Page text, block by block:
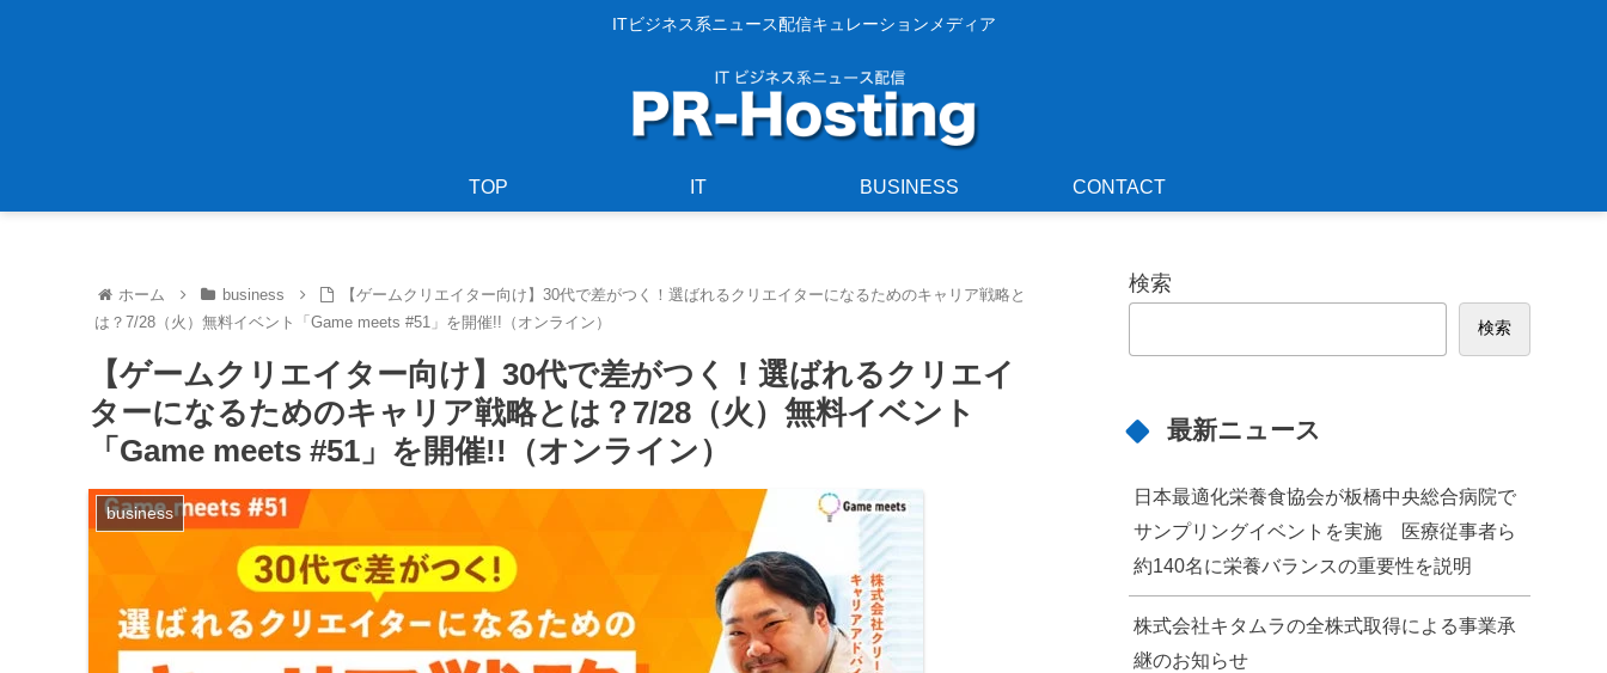
ITビジネス系ニュース配信キュレーションメディア
TOP IT BUSINESS CONTACT
ホーム business
【ゲームクリエイター向け】30代で差がつく！選ばれるクリエイターになるためのキャリア戦略と
は？7/28（火）無料イベント「Game meets #51」を開催!!（オンライン）
【ゲームクリエイター向け】30代で差がつく！選ばれるクリエイ
ターになるためのキャリア戦略とは？7/28（火）無料イベント
「Game meets #51」を開催!!（オンライン）
business
検索
検索
最新ニュース
日本最適化栄養食協会が板橋中央総合病院で
サンプリングイベントを実施 医療従事者ら
約140名に栄養バランスの重要性を説明
株式会社キタムラの全株式取得による事業承
継のお知らせ